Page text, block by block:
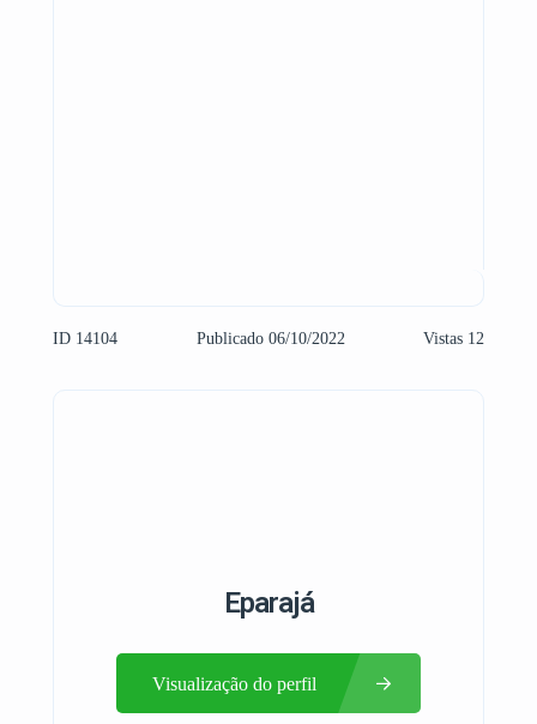
ID 14104 Publicado 06/10/2022 Vistas 12
Eparajá
Visualização do perfil